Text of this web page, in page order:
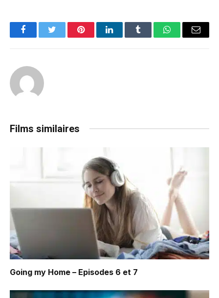
FacebookTwitter PinterestLinkedInTumblr WhatsAppEmail
Films similaires
Going my Home – Episodes 6 et 7